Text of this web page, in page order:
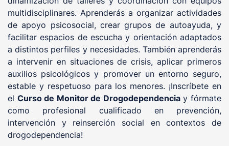
multidisciplinares. Aprenderás a organizar actividades
de apoyo psicosocial, crear grupos de autoayuda, y
facilitar espacios de escucha y orientación adaptados
a distintos perfiles y necesidades. También aprenderás
a intervenir en situaciones de crisis, aplicar primeros
auxilios psicológicos y promover un entorno seguro,
estable y respetuoso para los menores. ¡Inscríbete en
el Curso de Monitor de Drogodependenciay fórmate
como profesional cualificado en prevención,
intervención y reinserción social en contextos de
drogodependencia!